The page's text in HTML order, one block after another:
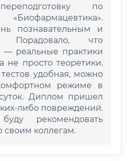
по
«Биофармацевтика».
познавательным и
Порадовало, что
— реальные практики
не просто теоретики.
удобная, можно
режиме в
Диплом пришел
либо повреждений.
рекомендовать
коллегам.